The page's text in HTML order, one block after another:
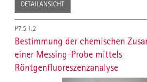
DETAILANSICHT
P7.5.1.2
Bestimmung der chemischen
einer Messing-Probe mittels
Röntgenfluoreszenzanalyse